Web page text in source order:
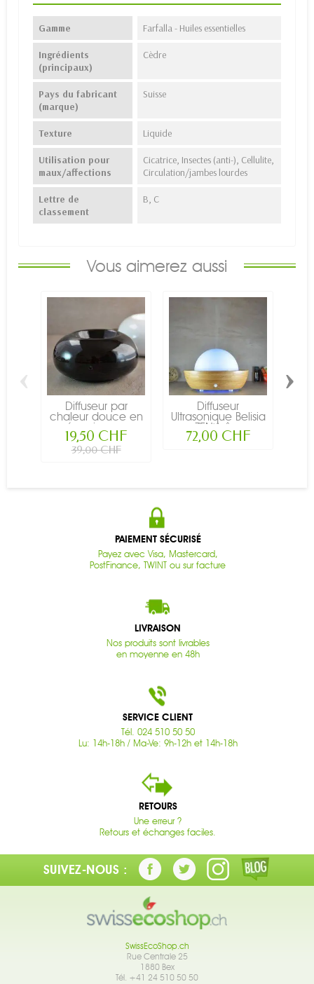
Gamme Farfalla - Huiles essentielles
Ingrédients
(principaux)
Cèdre
Pays du fabricant
(marque)
Suisse
Texture Liquide
Utilisation pour
maux/affections
Cicatrice, Insectes (anti-), Cellulite,
Circulation/jambes lourdes
Lettre de
classement
B, C
Vous aimerez aussi
Diffuseur par
chaleur douce en
céramique -...
19,50 CHF
39,00 CHF
Diffuseur
Ultrasonique Belisia
- ZEN'Arôme
72,00 CHF
‹ ›
PAIEMENT SÉCURISÉ
Payez avec Visa, Mastercard,
PostFinance, TWINT ou sur facture
LIVRAISON
Nos produits sont livrables
en moyenne en 48h
SERVICE CLIENT
Tél. 024 510 50 50
Lu: 14h-18h / Ma-Ve: 9h-12h et 14h-18h
RETOURS
Une erreur ?
Retours et échanges faciles.
SUIVEZ-NOUS :
SwissEcoShop.ch
Rue Centrale 25
1880 Bex
Tél. +41 24 510 50 50